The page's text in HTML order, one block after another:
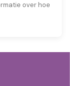
over hoe